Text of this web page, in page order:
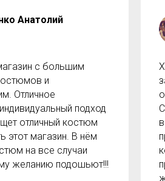
Анатолий
с большим
и
Отличное
подход
отличный костюм
этот магазин. В нём
на все случаи
желанию подошьют!!!